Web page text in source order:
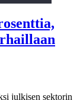
julkisen sektorin